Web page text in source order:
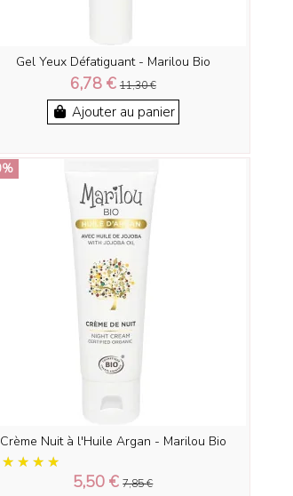
Gel Yeux Défatiguant - Marilou Bio
6,78 €11,30 €
Ajouter au panier
Crème Nuit à l'Huile Argan - Marilou Bio
5,50 €7,85 €